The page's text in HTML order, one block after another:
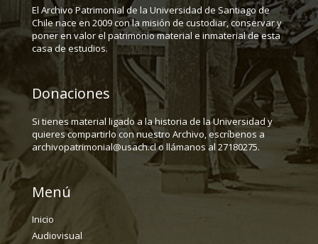
El Archivo Patrimonial de la Universidad de Santiago de
Chile nace en 2009 con la misión de custodiar, conservar y
poner en valor el patrimonio material e inmaterial de esta
casa de estudios.
Donaciones
Si tienes material ligado a la historia de la Universidad y
quieres compartirlo con nuestro Archivo, escríbenos a
archivopatrimonial@usach.cl o llámanos al 27180275.
Menú
Inicio
Audiovisual